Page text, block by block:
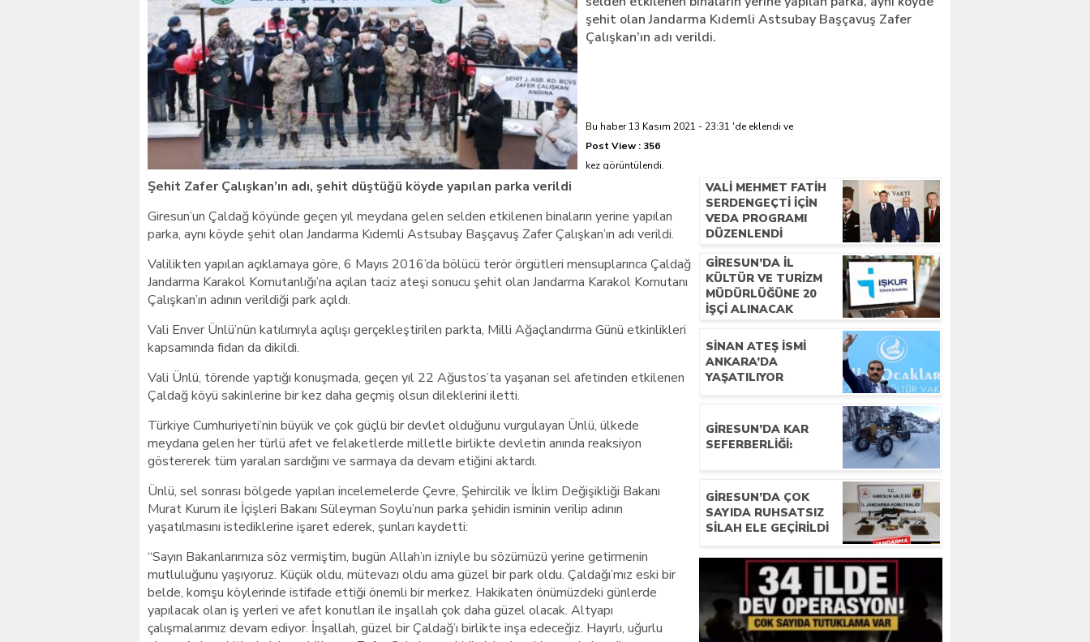
Giresunlu sürücü Orhangazi’de hayatını kaybetti
şehit olan Jandarma Kıdemli Astsubay Başçavuş Zafer
Çalışkan’ın adı verildi.
Bu haber 13 Kasım 2021 - 23:31 'de eklendi ve
Post View : 356
kez görüntülendi.
Şehit Zafer Çalışkan’ın adı, şehit düştüğü köyde yapılan parka verildi
Giresun’un Çaldağ köyünde geçen yıl meydana gelen selden etkilenen binaların yerine yapılan
parka, aynı köyde şehit olan Jandarma Kıdemli Astsubay Başçavuş Zafer Çalışkan’ın adı verildi.
Valilikten yapılan açıklamaya göre, 6 Mayıs 2016’da bölücü terör örgütleri mensuplarınca Çaldağ
Jandarma Karakol Komutanlığı’na açılan taciz ateşi sonucu şehit olan Jandarma Karakol Komutanı
Çalışkan’ın adının verildiği park açıldı.
Vali Enver Ünlü’nün katılımıyla açılışı gerçekleştirilen parkta, Milli Ağaçlandırma Günü etkinlikleri
kapsamında fidan da dikildi.
Vali Ünlü, törende yaptığı konuşmada, geçen yıl 22 Ağustos’ta yaşanan sel afetinden etkilenen
Çaldağ köyü sakinlerine bir kez daha geçmiş olsun dileklerini iletti.
Türkiye Cumhuriyeti’nin büyük ve çok güçlü bir devlet olduğunu vurgulayan Ünlü, ülkede
meydana gelen her türlü afet ve felaketlerde milletle birlikte devletin anında reaksiyon
göstererek tüm yaraları sardığını ve sarmaya da devam etiğini aktardı.
Ünlü, sel sonrası bölgede yapılan incelemelerde Çevre, Şehircilik ve İklim Değişikliği Bakanı
Murat Kurum ile İçişleri Bakanı Süleyman Soylu’nun parka şehidin isminin verilip adının
yaşatılmasını istediklerine işaret ederek, şunları kaydetti:
“Sayın Bakanlarımıza söz vermiştim, bugün Allah’ın izniyle bu sözümüzü yerine getirmenin
mutluluğunu yaşıyoruz. Küçük oldu, mütevazı oldu ama güzel bir park oldu. Çaldağı’mız eski bir
belde, komşu köylerinde istifade ettiği önemli bir merkez. Hakikaten önümüzdeki günlerde
yapılacak olan iş yerleri ve afet konutları ile inşallah çok daha güzel olacak. Altyapı
çalışmalarımız devam ediyor. İnşallah, güzel bir Çaldağ’ı birlikte inşa edeceğiz. Hayırlı, uğurlu
VALI MEHMET FATIH
SERDENGEÇTI İÇIN
VEDA PROGRAMI
DÜZENLENDI
GIRESUN’DA İL
KÜLTÜR VE TURIZM
MÜDÜRLÜĞÜNE 20
İŞÇI ALINACAK
SINAN ATEŞ İSMI
ANKARA’DA
YAŞATILIYOR
GIRESUN’DA KAR
SEFERBERLIĞI:
GIRESUN’DA ÇOK
SAYIDA RUHSATSIZ
SILAH ELE GEÇIRILDI